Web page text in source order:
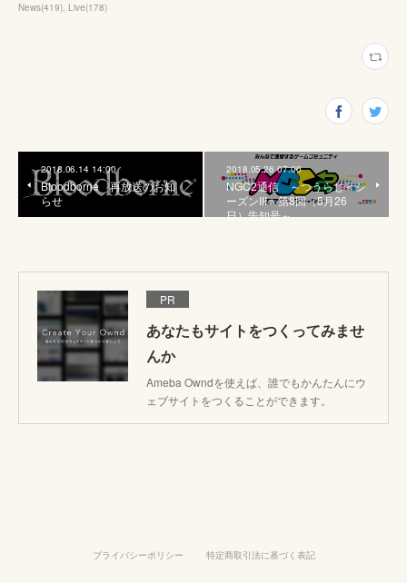
News(419) Live(178)
2018.06.14 14:00
Bloodborne 再放送のお知
らせ
2018.05.26 07:00
NGC2通信 ～つうらじ＜シ
ーズンIII＞第8回（5月26
日）告知号～
PR
あなたもサイトをつくってみませ
んか
Ameba Owndを使えば、誰でもかんたんにウ
ェブサイトをつくることができます。
プライバシーポリシー 特定商取引法に基づく表記